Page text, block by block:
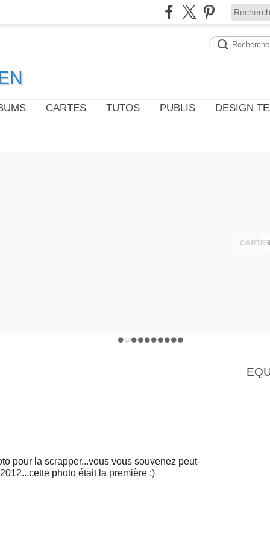
CARTES TUTOS PUBLIS DESIGN
pour la scrapper...vous vous souvenez peut-
photo était la première ;)